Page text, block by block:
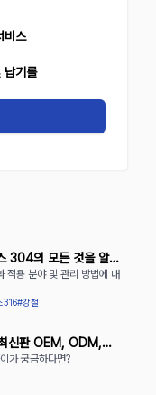
비스
납기를
304의 모든 것을 알아
용 분야 및 관리 방법에 대
316#강철
신판 OEM, ODM,
리
가 궁금하다면?